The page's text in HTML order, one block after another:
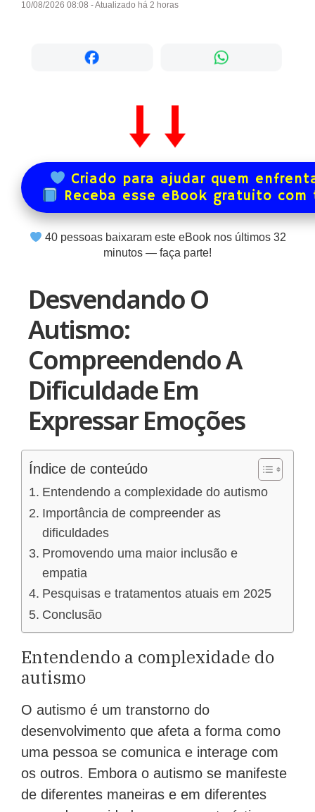
10/08/2026 08:08 - Atualizado há 2 horas
Criado para ajudar quem
Receba esse eBook gratuito
40pessoas baixaram este eBook nos últimos 32
minutos — faça parte!
Desvendando O
Autismo:
Compreendendo A
Dificuldade Em
Expressar Emoções
Índice de conteúdo
Entendendo a complexidade do autismo
Importância de compreender as
dificuldades
Promovendo uma maior inclusão e
empatia
Pesquisas e tratamentos atuais em 2025
Conclusão
Entendendo a complexidade do
autismo
O autismo é um transtorno do
desenvolvimento que afeta a forma como
uma pessoa se comunica e interage com
os outros. Embora o autismo se manifeste
de diferentes maneiras e em diferentes